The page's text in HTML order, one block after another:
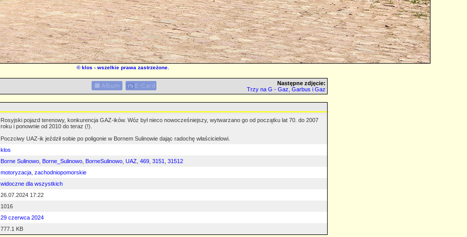
©klos - wszelkie prawa zastrzeżone.
Następne zdjęcie:
Trzy na G - Gaz, Garbus i Gaz
Rosyjski pojazd terenowy, konkurencja GAZ-ików. Wóz był nieco nowocześniejszy, wytwarzano go od początku lat 70. do 2007
roku i ponownie od 2010 do teraz (!).
Poczciwy UAZ-ik jeździł sobie po poligonie w Bornem Sulinowie dając radochę właścicielowi.
klos
Borne Sulinowo Borne_Sulinowo BorneSulinowo UAZ 469 3151
31512
motoryzacja zachodniopomorskie
widoczne dla wszystkich
26.07.2024 17:22
1016
29 czerwca 2024
777.1 KB